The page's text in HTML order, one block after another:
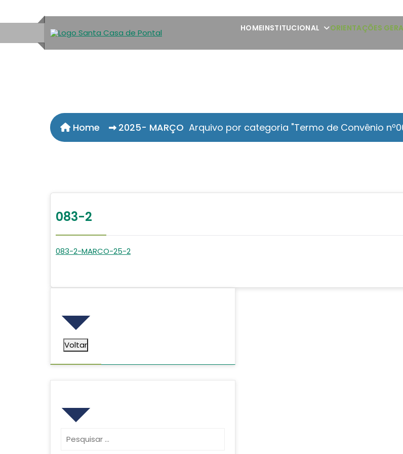
HOMEINSTITUCIONAL ORIENTAÇÕES
Home 2025- MARÇO Arquivo por categoria "Termo de Convênio
083-2
083-2-MARCO-25-2
Voltar